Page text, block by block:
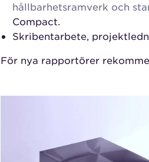
hållbarhetsramverk och
Compact.
Skribentarbete,
För nya rapportörer